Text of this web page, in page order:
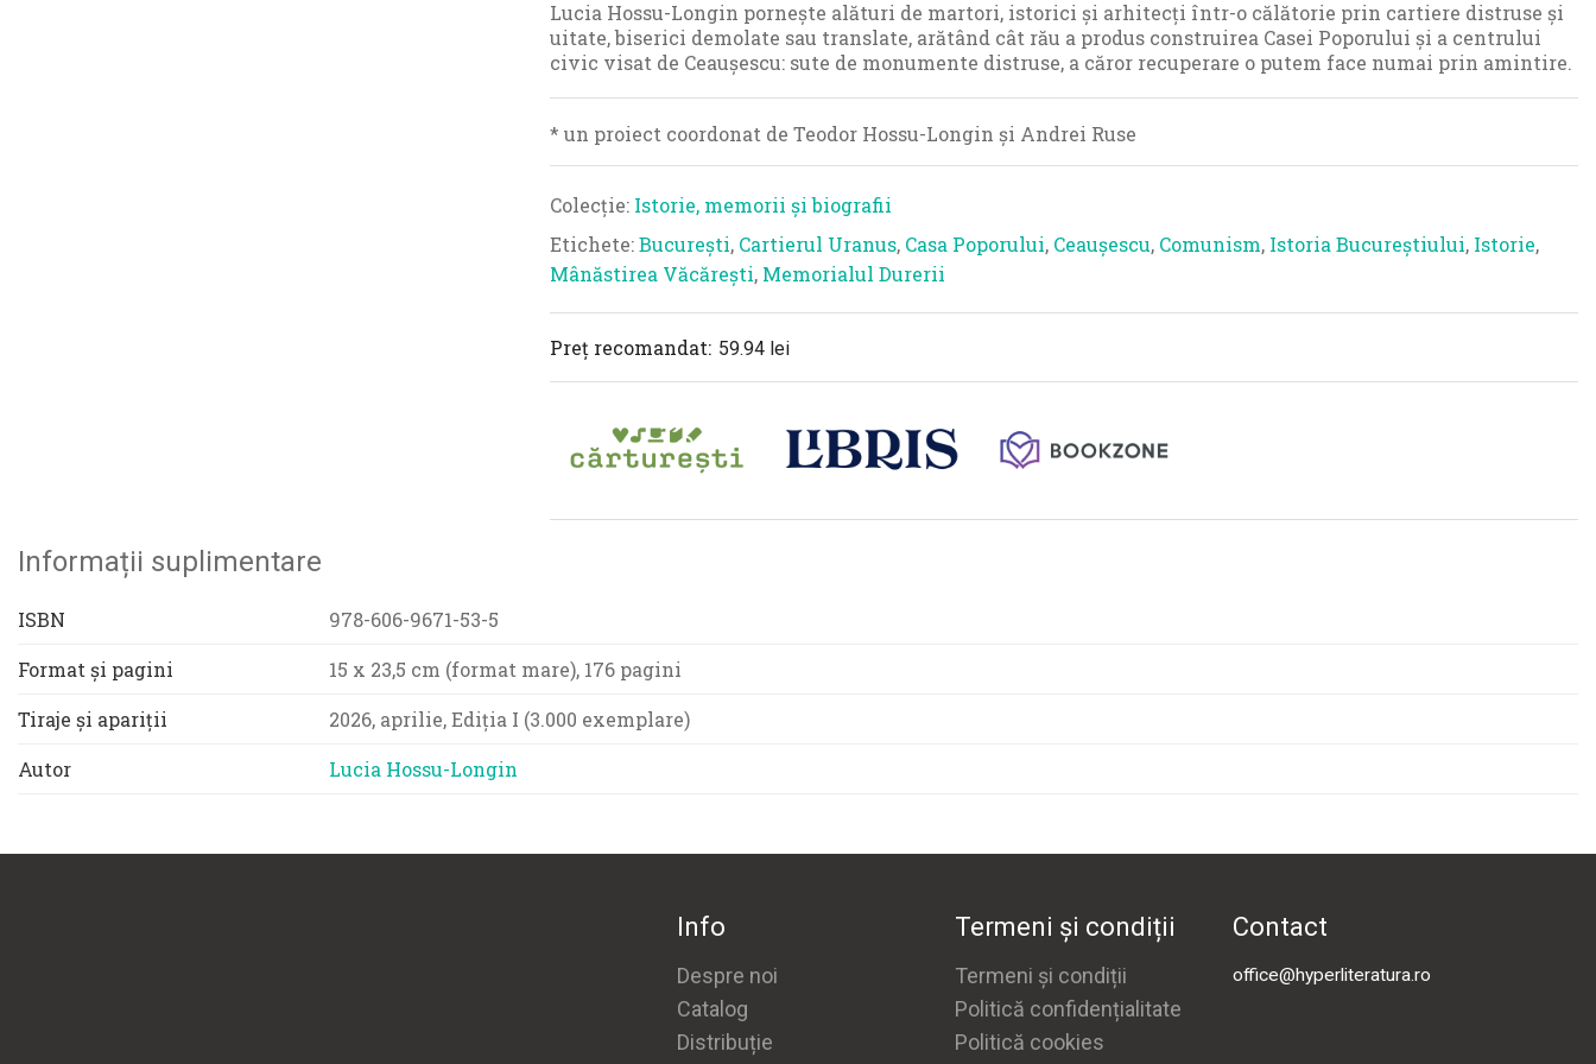
Lucia Hossu-Longin pornește alături de martori, istorici și arhitecți într-o călătorie prin cartiere distruse și
uitate, biserici demolate sau translate, arătând cât rău a produs construirea Casei Poporului și a centrului
civic visat de Ceaușescu: sute de monumente distruse, a căror recuperare o putem face numai prin amintire.
* un proiect coordonat de Teodor Hossu-Longin și Andrei Ruse
Colecție: Istorie, memorii și biografii
Etichete:București, Cartierul Uranus, Casa Poporului, Ceaușescu, Comunism, Istoria Bucureștiului, Istorie,
Mânăstirea Văcărești, Memorialul Durerii
Preț recomandat: 59.94 lei
Informații suplimentare
ISBN
978-606-9671-53-5
Format și pagini
15 x 23,5 cm (format mare), 176 pagini
Tiraje și apariții
2026, aprilie, Ediția I (3.000 exemplare)
Autor
Lucia Hossu-Longin
Info
Despre noi
Catalog
Distribuție
Termeni și condiții
Termeni și condiții
Politică confidențialitate
Politică cookies
Contact
office@hyperliteratura.ro